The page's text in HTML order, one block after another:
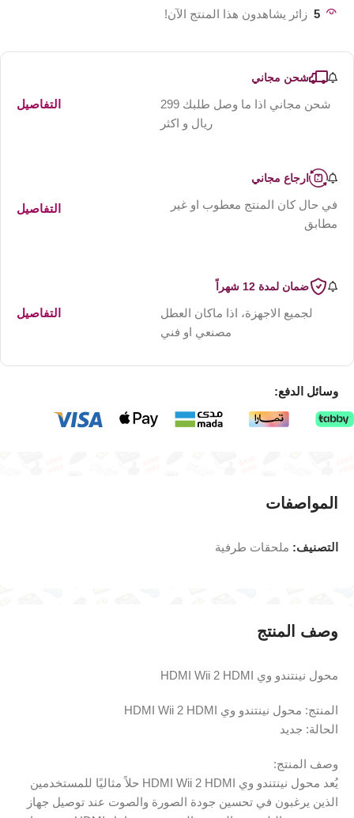
5 زائر يشاهدون هذا المنتج الآن!
شحن مجاني
شحن مجاني اذا ما وصل طلبك 299
ريال و اكثر
التفاصيل
ارجاع مجاني
في حال كان المنتج معطوب او غير
مطابق
التفاصيل
ضمان لمدة 12 شهراً
لجميع الاجهزة، اذا ماكان العطل
مصنعي او فني
التفاصيل
وسائل الدفع:
وصف المنتج
محول نينتندو وي HDMI Wii 2 HDMI
المنتج: محول نينتندو وي HDMI Wii 2 HDMI
الحالة: جديد
وصف المنتج:
يُعد محول نينتندو وي HDMI Wii 2 HDMI حلاً مثاليًا للمستخدمين
الذين يرغبون في تحسين جودة الصورة والصوت عند توصيل جهاز
المواصفات
التصنيف: ملحقات طرفية